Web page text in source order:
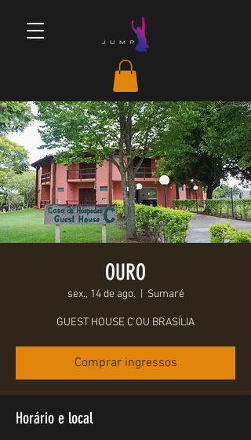
OURO
sex., 14 de ago. Sumaré
Comprar ingressos
Horário e local